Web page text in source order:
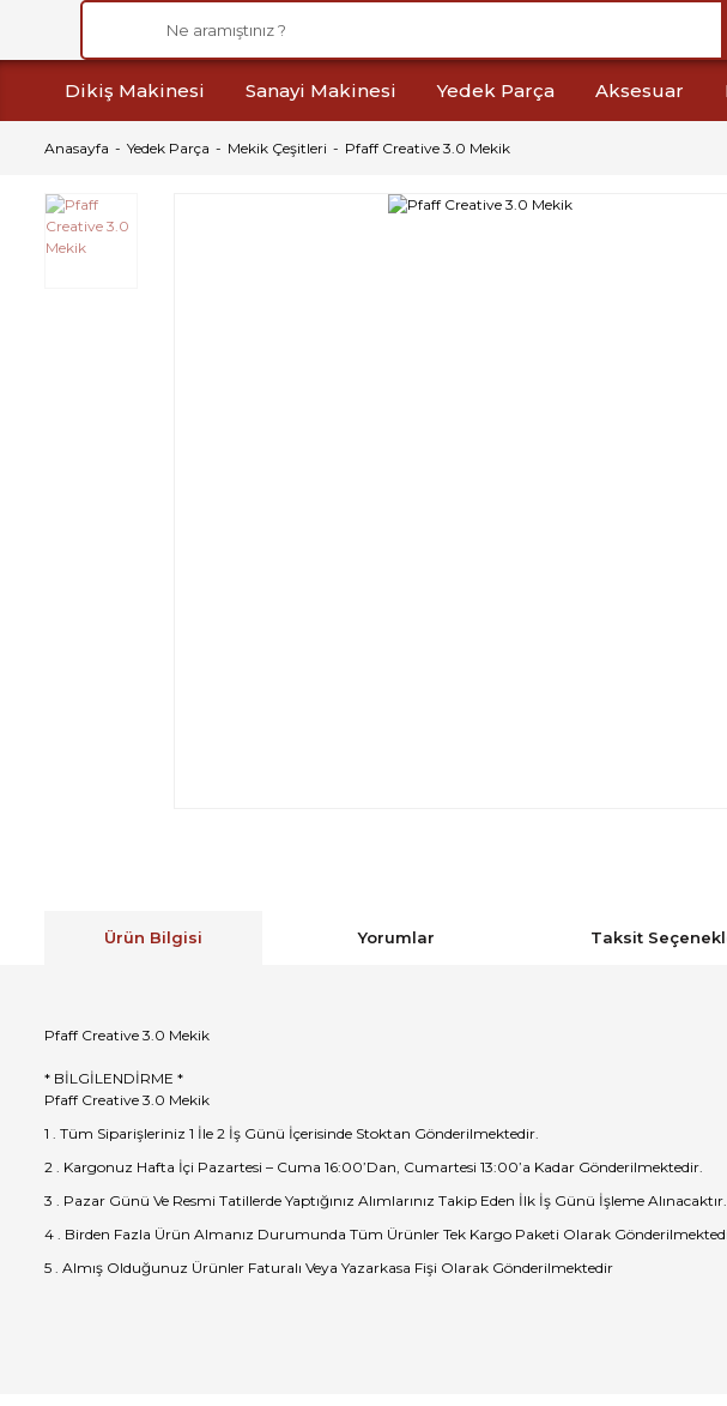
Dikiş Makinesi Sanayi Makinesi Yedek Parça Aksesuar
Anasayfa Yedek Parça Mekik Çeşitleri Pfaff Creative 3.0 Mekik
Ürün Bilgisi Yorumlar Taksit
Pfaff Creative 3.0 Mekik
* BİLGİLENDİRME *
Pfaff Creative 3.0 Mekik
1 . Tüm Siparişleriniz 1 İle 2 İş Günü İçerisinde Stoktan Gönderilmektedir.
2 . Kargonuz Hafta İçi Pazartesi – Cuma 16:00’Dan, Cumartesi 13:00’a Kadar Gönderilmektedir.
3 . Pazar Günü Ve Resmi Tatillerde Yaptığınız Alımlarınız Takip Eden İlk İş Günü İşleme Alınacaktır.
4 . Birden Fazla Ürün Almanız Durumunda Tüm Ürünler Tek Kargo Paketi Olarak
5 . Almış Olduğunuz Ürünler Faturalı Veya Yazarkasa Fişi Olarak Gönderilmektedir